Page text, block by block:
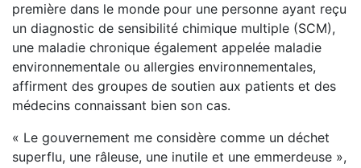
première dans le monde pour une personne ayant reçu
un diagnostic de sensibilité chimique multiple (SCM),
une maladie chronique également appelée maladie
environnementale ou allergies environnementales,
affirment des groupes de soutien aux patients et des
médecins connaissant bien son cas.
« Le gouvernement me considère comme un déchet
superflu, une râleuse, une inutile et une emmerdeuse »,